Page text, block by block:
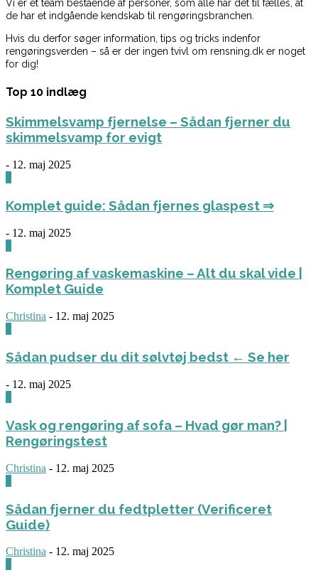
Vi er et team bestående af personer, som alle har det til fælles, at
de har et indgående kendskab til rengøringsbranchen.
Hvis du derfor søger information, tips og tricks indenfor
rengøringsverden – så er der ingen tvivl om rensning.dk er noget
for dig!
Top 10 indlæg
Skimmelsvamp fjernelse – Sådan fjerner du
skimmelsvamp for evigt
- 12. maj 2025
Komplet guide: Sådan fjernes glaspest ⇒
- 12. maj 2025
Rengøring af vaskemaskine – Alt du skal vide |
Komplet Guide
Christina - 12. maj 2025
Sådan pudser du dit sølvtøj bedst ← Se her
- 12. maj 2025
Vask og rengøring af sofa – Hvad gør man? |
Rengøringstest
Christina - 12. maj 2025
Sådan fjerner du fedtpletter (Verificeret
Guide)
Christina - 12. maj 2025